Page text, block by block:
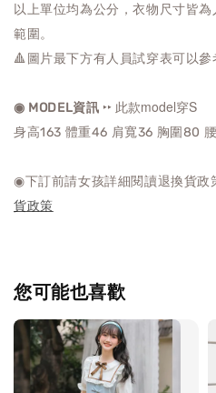
以上單位均為公分，衣物尺寸皆
範圍。
🔺圖片最下方有人員試穿表可以參
◉ MODEL資訊 ‣‣ 此款model穿S
身高163 體重46 肩寬36 胸圍80
◉下訂前請女孩詳細閱讀退換貨政
貨政策
您可能也喜歡